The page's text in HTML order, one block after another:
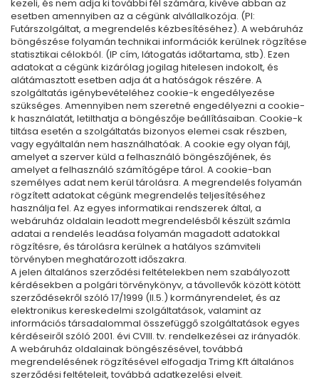
kezeli, és nem adja ki további fél számára, kivéve abban az
esetben amennyiben az a cégünk alvállalkozója. (Pl:
Futárszolgáltat, a megrendelés kézbesítéséhez). A webáruház
böngészése folyamán technikai információk kerülnek rögzítése
statisztikai célokból. (IP cím, látogatás időtartama, stb). Ezen
adatokat a cégünk kizárólag jogilag hitelesen indokolt, és
alátámasztott esetben adja át a hatóságok részére. A
szolgáltatás igénybevételéhez cookie-k engedélyezése
szükséges. Amennyiben nem szeretné engedélyezni a cookie-
k használatát, letilthatja a böngészője beállításaiban. Cookie-k
tiltása esetén a szolgáltatás bizonyos elemei csak részben,
vagy egyáltalán nem használhatóak. A cookie egy olyan fájl,
amelyet a szerver küld a felhasználó böngészőjének, és
amelyet a felhasználó számítógépe tárol. A cookie-ban
személyes adat nem kerül tárolásra. A megrendelés folyamán
rögzített adatokat cégünk megrendelés teljesítéséhez
használja fel. Az egyes informatikai rendszerek által, a
webáruház oldalain leadott megrendelésből készült számla
adatai a rendelés leadása folyamán magadott adatokkal
rögzítésre, és tárolásra kerülnek a hatályos számviteli
törvényben meghatározott időszakra.
A jelen általános szerződési feltételekben nem szabályozott
kérdésekben a polgári törvénykönyv, a távollevők között kötött
szerződésekről szóló 17/1999 (II.5.) kormányrendelet, és az
elektronikus kereskedelmi szolgáltatások, valamint az
információs társadalommal összefüggő szolgáltatások egyes
kérdéseiről szóló 2001. évi CVIII. tv. rendelkezései az irányadók.
A webáruház oldalainak böngészésével, továbbá
megrendelésének rögzítésével elfogadja Trimg Kft általános
szerződési feltételeit, továbbá adatkezelési elveit.